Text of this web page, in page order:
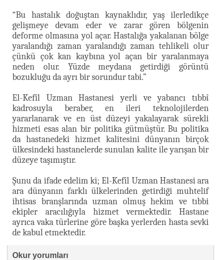
“Bu hastalık doğuştan kaynaklıdır, yaş ilerledikçe
gelişmeye devam eder ve zarar gören bölgenin
deforme olmasına yol açar. Hastalığa yakalanan bölge
yaralandığı zaman yaralandığı zaman tehlikeli olur
çünkü çok kan kaybına yol açan bir yaralanmaya
neden olur. Yüzde meydana getirdiği görüntü
bozukluğu da ayrı bir sorundur tabi.”
El-Kefîl Uzman Hastanesi yerli ve yabancı tıbbî
kadrosuyla beraber, en ileri teknolojilerden
yararlanarak ve en üst düzeyi yakalayarak sürekli
hizmeti esas alan bir politika gütmüştür. Bu politika
da hastanedeki hizmet kalitesini dünyanın birçok
ülkesindeki hastanelerde sunulan kalite ile yarışan bir
düzeye taşımıştır.
Şunu da ifade edelim ki; El-Kefîl Uzman Hastanesi ara
ara dünyanın farklı ülkelerinden getirdiği muhtelif
ihtisas branşlarında uzman olmuş hekim ve tıbbi
ekipler aracılığıyla hizmet vermektedir. Hastane
ayrıca vaka türlerine göre başka yerlerden hasta sevki
de kabul etmektedir.
Okur yorumları